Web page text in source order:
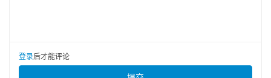
会，推出全新美孚1号经典表现系列混动适用新品。此次发
登录后才能评论